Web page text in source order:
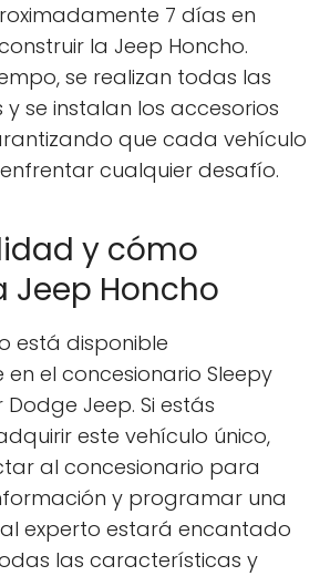
7 días en
la Jeep Honcho.
se realizan todas las
se instalan los accesorios
que cada vehículo
cualquier desafío.
y cómo
Jeep Honcho
está disponible
en el concesionario Sleepy
Dodge Jeep. Si estás
este vehículo único,
al concesionario para
y programar una
experto estará encantado
las características y